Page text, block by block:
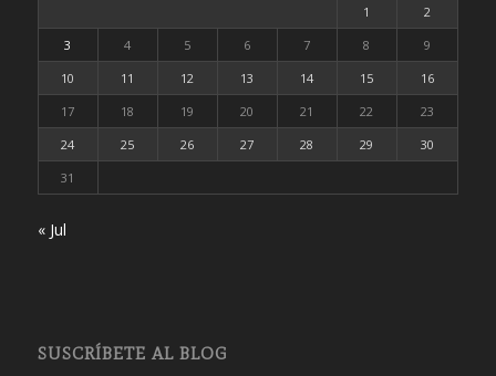
1
2
3
4 5 6 7 8
9
10
11 12 13 14 15
16
17
18 19 20 21 22
23
24
25 26 27 28 29
30
31
« Jul
SUSCRÍBETE AL BLOG